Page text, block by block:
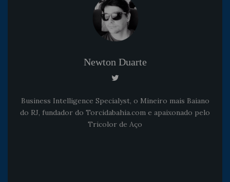
Newton Duarte
Business Intelligence Specialyst, o Mineiro mais Baiano
do RJ, fundador do Torcidabahia.com e apaixonado pelo
Tricolor de Aço